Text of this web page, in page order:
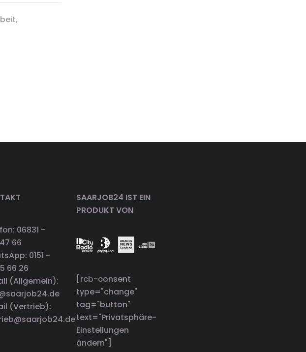
06831 -
66
0151 -
66 26
(Allgemein):
(Vertrieb):
SAARJOB24 IST EIN
PRODUKT VON
[rcb-consent
type="change"
tag="button"
text="Privatsphäre-
Einstellungen
ändern"]